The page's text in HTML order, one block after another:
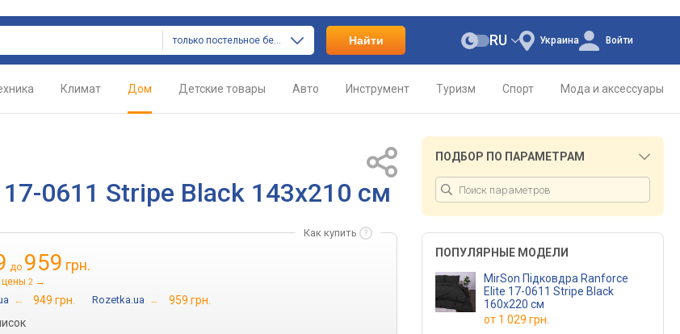
только постельное белье Найти Украина
RU Войти
Климат Дом Детские товары Авто Инструмент Туризм Спорт Мода и аксессуары
0611 Stripe Black 143x210 см
Как купить
до 959 грн.
цены 2 →
→ 949 грн. Rozetka.ua →
959 грн.
ПОДБОР ПО ПАРАМЕТРАМ
ПОПУЛЯРНЫЕ МОДЕЛИ
MirSon Підковдра Ranforce
Elite 17-0611 Stripe Black
160x220 см
от 1 029 грн.